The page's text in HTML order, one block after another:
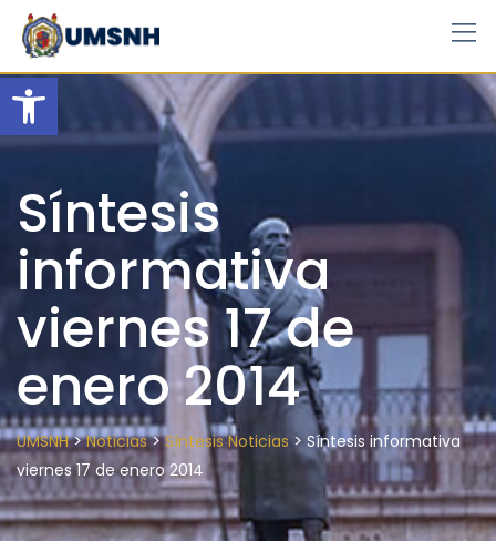
Open toolbar
Skip
content
Síntesis
informativa
viernes 17 de
enero 2014
UMSNH>Noticias>Síntesis Noticias> Síntesis informativa
viernes 17 de enero 2014